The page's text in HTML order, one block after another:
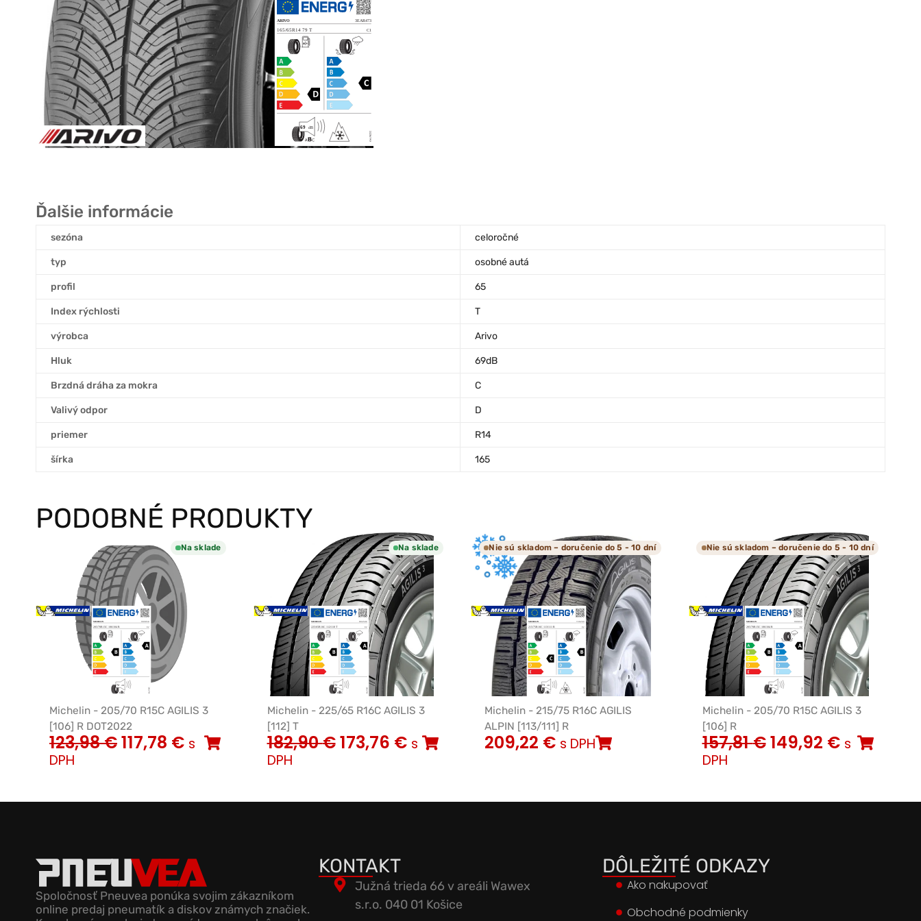
Ďalšie informácie
sezóna celoročné
typ osobné autá
profil 65
Index rýchlosti T
výrobca Arivo
Hluk 69dB
Brzdná dráha za mokra C
Valivý odpor D
priemer R14
šírka 165
PODOBNÉ PRODUKTY
Na sklade
Michelin - 205/70 R15C AGILIS 3
[106] R DOT2022
123,98€117,78 € s
DPH
Na sklade
Michelin - 225/65 R16C AGILIS 3
[112] T
182,90€173,76 € s
DPH
Nie sú skladom – doručenie do 5 - 10 dní
Michelin - 215/75 R16C AGILIS
ALPIN [113/111] R
209,22 € s DPH
Nie sú skladom – doručenie do 5 - 10 dní
Michelin - 205/70 R15C AGILIS 3
[106] R
157,81€149,92 € s
DPH
Spoločnosť Pneuvea ponúka svojim zákazníkom
online predaj pneumatík a diskov známych značiek.
KONTAKT
Južná trieda 66 v areáli Wawex
s.r.o. 040 01 Košice
DÔLEŽITÉ ODKAZY
Ako nakupovať
Obchodné podmienky